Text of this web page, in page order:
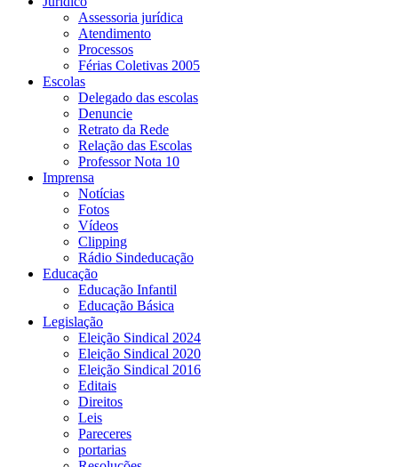
Assessoria jurídica
Atendimento
Processos
Férias Coletivas 2005
Escolas
Delegado das escolas
Denuncie
Retrato da Rede
Relação das Escolas
Professor Nota 10
Imprensa
Notícias
Fotos
Vídeos
Clipping
Rádio Sindeducação
Educação
Educação Infantil
Educação Básica
Legislação
Eleição Sindical 2024
Eleição Sindical 2020
Eleição Sindical 2016
Editais
Direitos
Leis
Pareceres
portarias